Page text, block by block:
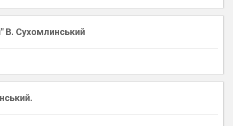
В. Сухомлинський